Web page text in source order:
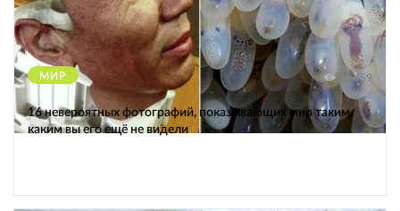
МИР 12459
16 невероятных фотографий, показывающих мир таким,
каким вы его ещё не видели